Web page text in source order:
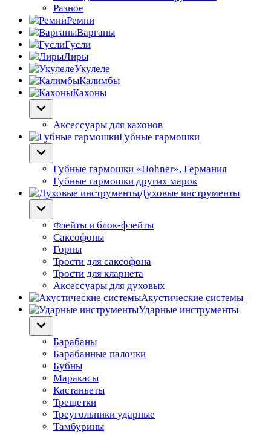
Разное
Ремни
Варганы
Гусли
Лиры
Укулеле
Калимбы
Кахоны
Аксессуары для кахонов
Губные гармошки
Губные гармошки «Hohner», Германия
Губные гармошки других марок
Духовые инструменты
Флейты и блок-флейты
Саксофоны
Горны
Трости для саксофона
Трости для кларнета
Аксессуары для духовых
Акустические системы
Ударные инструменты
Барабаны
Барабанные палочки
Бубны
Маракасы
Кастаньеты
Трещетки
Треугольники ударные
Тамбурины